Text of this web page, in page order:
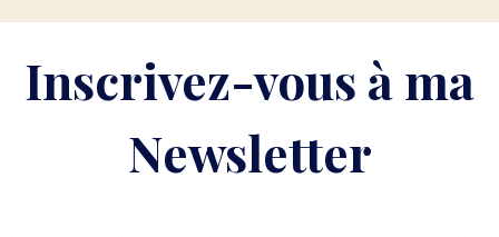
Inscrivez-vous à ma
Newsletter